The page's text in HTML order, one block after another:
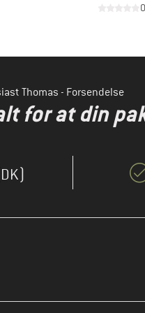
Thomas - Forsendelse
for at din